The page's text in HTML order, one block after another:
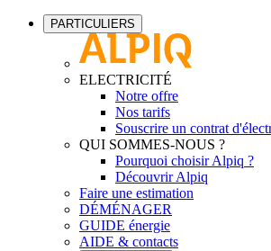
PARTICULIERS
ELECTRICITÉ
Notre offre
Nos tarifs
Souscrire un contrat
QUI SOMMES-NOUS ?
Pourquoi choisir Alpiq ?
Découvrir Alpiq
Faire une estimation
DÉMÉNAGER
GUIDE énergie
AIDE & contacts